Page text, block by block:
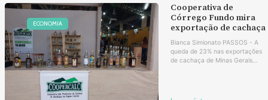
ECONOMIA
Cooperativa de
Córrego Fundo mira
exportação de cachaça
Bianca Simionato PASSOS - A
queda de 23% nas exportações
de cachaça de Minas Gerais...